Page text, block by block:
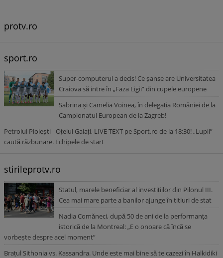
protv.ro
sport.ro
Super-computerul a decis! Ce șanse are Universitatea
Craiova să intre în „Faza Ligii” din cupele europene
Sabrina și Camelia Voinea, în delegația României de la
Campionatul European de la Zagreb!
Petrolul Ploiești - Oțelul Galați, LIVE TEXT pe Sport.ro de la 18:30! „Lupii”
caută răzbunare. Echipele de start
stirileprotv.ro
Statul, marele beneficiar al investițiilor din Pilonul III.
Cea mai mare parte a banilor ajunge în titluri de stat
Nadia Comăneci, după 50 de ani de la performanţa
istorică de la Montreal: „E o onoare că încă se
vorbește despre acel moment”
Brațul Sithonia vs. Kassandra. Unde este mai bine să te cazezi în Halkidiki